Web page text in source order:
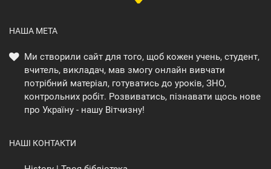
НАША МЕТА
Ми створили сайт для того, щоб кожен учень, студент,
вчитель, викладач, мав змогу онлайн вивчати
потрібний матеріал, готуватись до уроків, ЗНО,
контрольних робіт. Розвиватись, пізнавати щось нове
про Україну - нашу Вітчизну!
НАШІ КОНТАКТИ